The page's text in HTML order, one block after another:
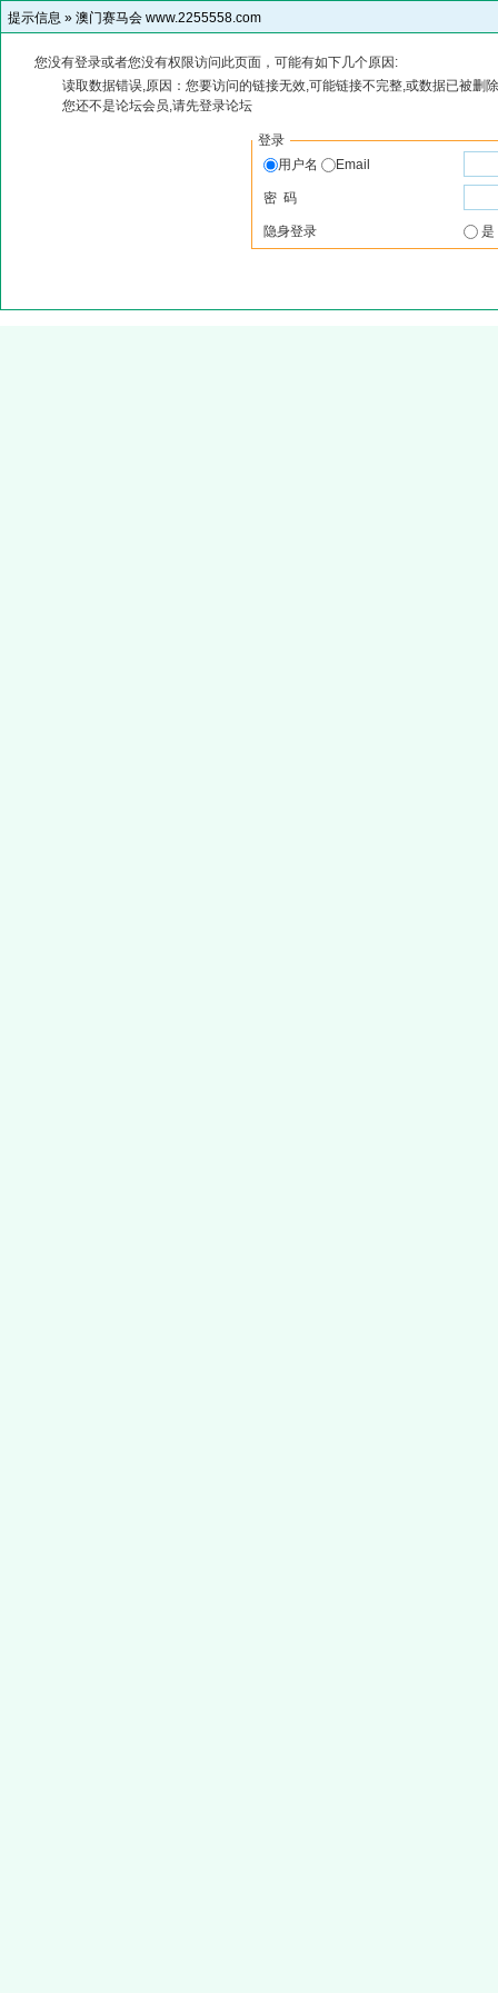
提示信息 » 澳门赛马会 www.2255558.com
您没有登录或者您没有权限访问此页面，可能有如下几个原因:
读取数据错误,原因：您要访问的链接无效,可能链接不完整,或数据已被删
您还不是论坛会员,请先登录论坛
登录
用户名
Email
密 码
隐身登录